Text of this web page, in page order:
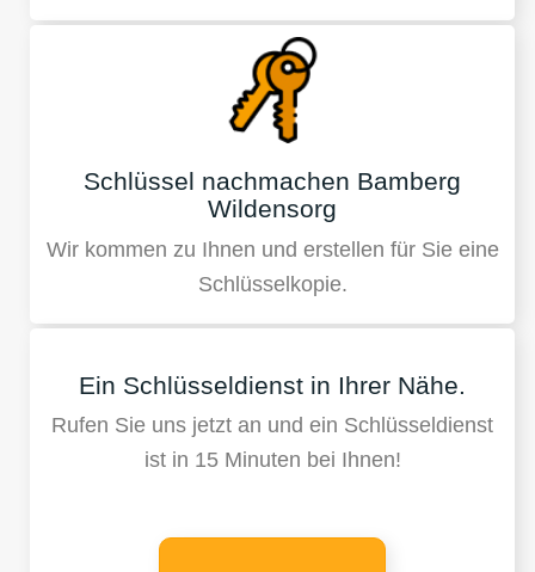
Schlüssel nachmachen Bamberg
Wildensorg
Wir kommen zu Ihnen und erstellen für Sie eine
Schlüsselkopie.
Ein Schlüsseldienst in Ihrer Nähe.
Rufen Sie uns jetzt an und ein Schlüsseldienst
ist in 15 Minuten bei Ihnen!